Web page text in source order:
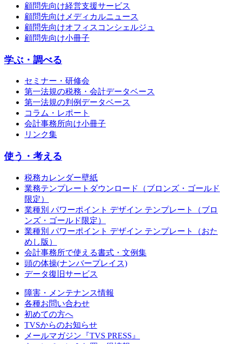
顧問先向け経営支援サービス
顧問先向けメディカルニュース
顧問先向けオフィスコンシェルジュ
顧問先向け小冊子
学ぶ・調べる
セミナー・研修会
第一法規の税務・会計データベース
第一法規の判例データベース
コラム・レポート
会計事務所向け小冊子
リンク集
使う・考える
税務カレンダー壁紙
業務テンプレートダウンロード（ブロンズ・ゴールド
限定）
業種別 パワーポイント デザイン テンプレート（ブロ
ンズ・ゴールド限定）
業種別 パワーポイント デザイン テンプレート（おた
めし版）
会計事務所で使える書式・文例集
頭の体操(ナンバープレイス)
データ復旧サービス
障害・メンテナンス情報
各種お問い合わせ
初めての方へ
TVSからのお知らせ
メールマガジン『TVS PRESS』